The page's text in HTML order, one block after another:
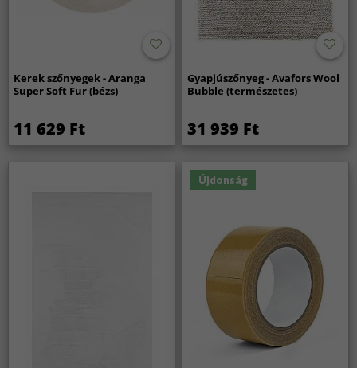
Kerek szőnyegek - Aranga
Super Soft Fur (bézs)
11 629 Ft
Gyapjúszőnyeg - Avafors Wool
Bubble (természetes)
31 939 Ft
Újdonság